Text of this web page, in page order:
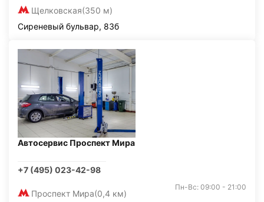
Щелковская(350 м)
Сиреневый бульвар, 83б
Автосервис Проспект Мира
+7 (495) 023-42-98
Проспект Мира(0,4 км)
Пн-Вс: 09:00 - 21:00